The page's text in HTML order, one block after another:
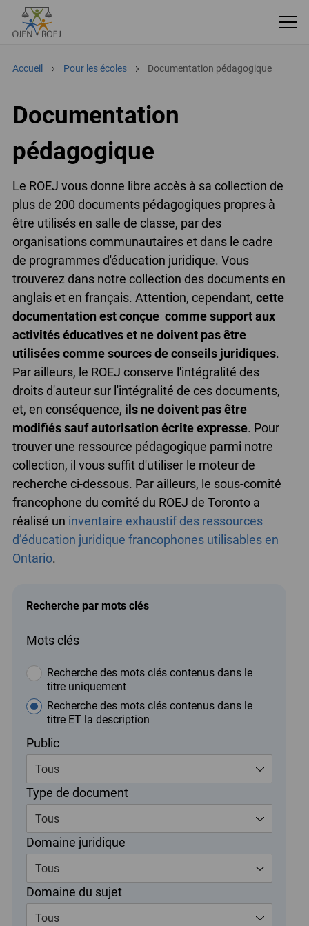
Accueil Pour les écoles Documentation pédagogique
Documentation
pédagogique
Le ROEJ vous donne libre accès à sa collection de
plus de 200 documents pédagogiques propres à
être utilisés en salle de classe, par des
organisations communautaires et dans le cadre
de programmes d'éducation juridique. Vous
trouverez dans notre collection des documents en
anglais et en français. Attention, cependant, cette
documentation est conçue comme support aux
activités éducatives et ne doivent pas être
utilisées comme sources de conseils juridiques.
Par ailleurs, le ROEJ conserve l'intégralité des
droits d'auteur sur l'intégralité de ces documents,
et, en conséquence, ils ne doivent pas être
modifiés sauf autorisation écrite expresse. Pour
trouver une ressource pédagogique parmi notre
collection, il vous suffit d'utiliser le moteur de
recherche ci-dessous. Par ailleurs, le sous-comité
francophone du comité du ROEJ de Toronto a
réalisé un inventaire exhaustif des ressources
d’éducation juridique francophones utilisables en
Ontario.
Recherche par mots clés
Mots clés
Recherche des mots clés contenus dans le
titre uniquement
Recherche des mots clés contenus dans le
titre ET la description
Public
Tous
Type de document
Tous
Domaine juridique
Tous
Domaine du sujet
Tous